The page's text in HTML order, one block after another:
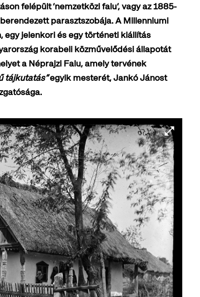
felépült ’nemzetközi falu’, vagy az 1885-
parasztszobája. A Millenniumi
egy jelenkori és egy történeti kiállítás
korabeli közművelődési állapotát
a Néprajzi Falu, amely tervének
tájkutatás”egyik mesterét, Jankó Jánost